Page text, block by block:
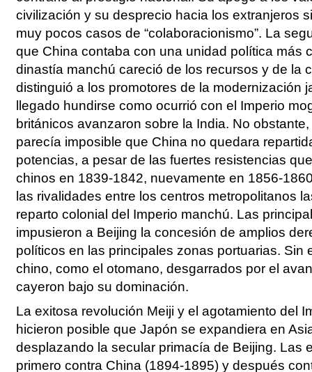
civilización y su desprecio hacia los extranjeros
muy pocos casos de “colaboracionismo”. La
que China contaba con una unidad política más
dinastía manchú careció de los recursos y de la
distinguió a los promotores de la modernización
llegado hundirse como ocurrió con el Imperio
británicos avanzaron sobre la India. No
parecía imposible que China no quedara
potencias, a pesar de las fuertes resistencias
chinos en 1839-1842, nuevamente en 1856-
las rivalidades entre los centros metropolitanos
reparto colonial del Imperio manchú. Las
impusieron a Beijing la concesión de amplios
políticos en las principales zonas portuarias. Sin
chino, como el otomano, desgarrados por el
cayeron bajo su dominación.
La exitosa revolución Meiji y el agotamiento del
hicieron posible que Japón se expandiera en
desplazando la secular primacía de Beijing. Las
primero contra China (1894-1895) y después